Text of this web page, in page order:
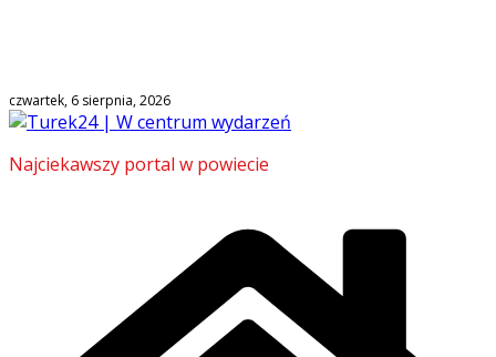
czwartek, 6 sierpnia, 2026
Najciekawszy portal w powiecie